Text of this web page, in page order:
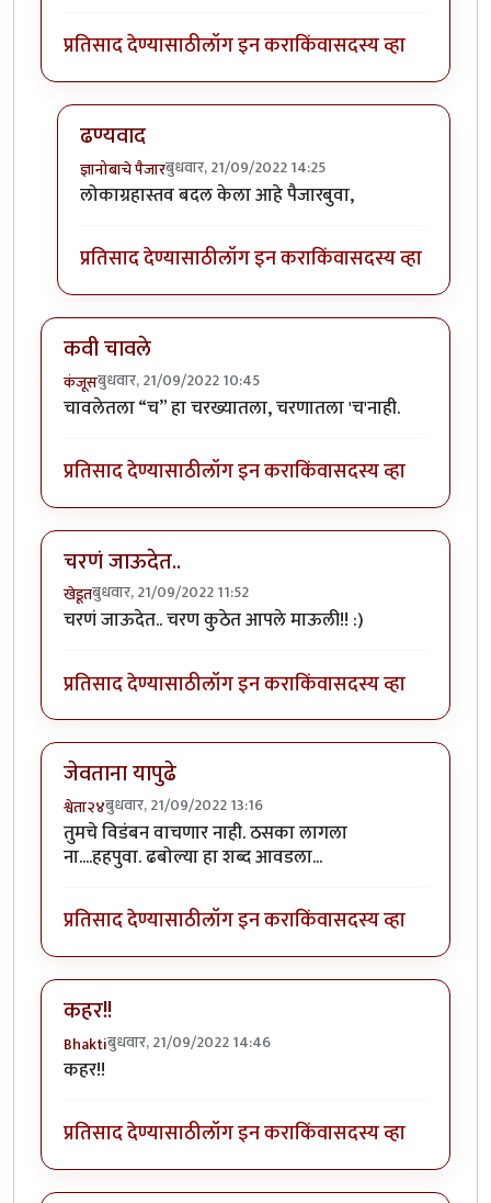
प्रतिसाद देण्यासाठीलॉग इन कराकिंवासदस्य व्हा
ढण्यवाद
ज्ञानोबाचे पैजारबुधवार, 21/09/2022 14:25
In reply toण वर टिबंbyकर्नलतपस्वी
लोकाग्रहास्तव बदल केला आहे पैजारबुवा,
प्रतिसाद देण्यासाठीलॉग इन कराकिंवासदस्य व्हा
कवी चावले
कंजूसबुधवार, 21/09/2022 10:45
चावलेतला “च” हा चरख्यातला, चरणातला 'च'नाही.
प्रतिसाद देण्यासाठीलॉग इन कराकिंवासदस्य व्हा
चरणं जाऊदेत..
खेडूतबुधवार, 21/09/2022 11:52
चरणं जाऊदेत.. चरण कुठेत आपले माऊली!! :)
प्रतिसाद देण्यासाठीलॉग इन कराकिंवासदस्य व्हा
जेवताना यापुढे
श्वेता२४बुधवार, 21/09/2022 13:16
तुमचे विडंबन वाचणार नाही. ठसका लागला
ना....हहपुवा. ढबोल्या हा शब्द आवडला...
प्रतिसाद देण्यासाठीलॉग इन कराकिंवासदस्य व्हा
कहर!!
Bhaktiबुधवार, 21/09/2022 14:46
कहर!!
प्रतिसाद देण्यासाठीलॉग इन कराकिंवासदस्य व्हा